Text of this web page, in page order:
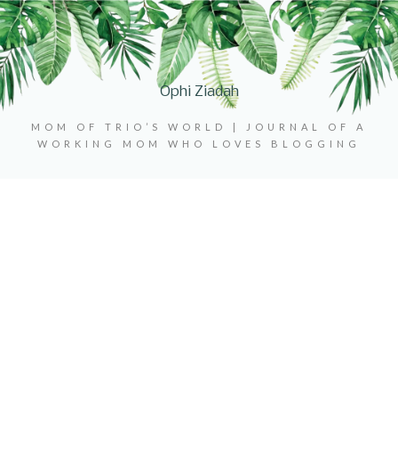
Ophi Ziadah
MOM OF TRIO’S WORLD | JOURNAL OF A
WORKING MOM WHO LOVES BLOGGING